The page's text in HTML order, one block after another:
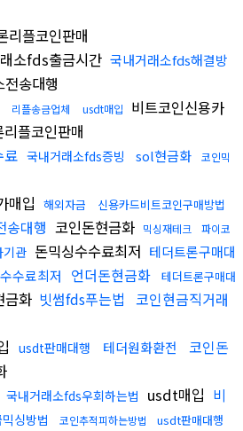
리플코인판매
소fds출금시간 국내거래소fds해결방
전송대행
리플송금업체 usdt매입
비트코인신용카
플코인판매
료 국내거래소fds증빙 sol현금화
코인믹
매입 해외자금 신용카드비트코인구매방법
송대행 코인돈현금화 믹싱재테크
파이코
기관 돈믹싱수수료최저 테더트론구매대
수료최저 언더돈현금화
테더트론구매대
화 빗썸fds푸는법 코인현금직거래
usdt판매대행 테더원화환전
코인돈
국내거래소fds우회하는법 usdt매입 비
싱방법 코인추적피하는방법 usdt판매대행